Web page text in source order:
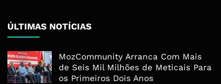
ÚLTIMAS NOTÍCIAS
MozCommunity Arranca Com Mais
de Seis Mil Milhões de Meticais Para
os Primeiros Dois Anos